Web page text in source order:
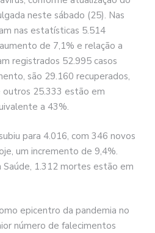
neste sábado (25). Nas
nas estatísticas 5.514
de 7,1% e relação a
registrados 52.995 casos
são 29.160 recuperados,
outros 25.333 estão em
a 43%.
para 4.016, com 346 novos
um incremento de 9,4%.
1.312 mortes estão em
epicentro da pandemia no
número de falecimentos